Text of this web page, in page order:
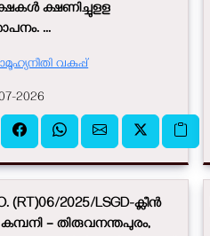
ക്ഷണിച്ചുളള
...
വകുപ്പ്
2026
(RT)06/2025/LSGD-ക്ലീൻ
– തിരുവനന്തപുരം,